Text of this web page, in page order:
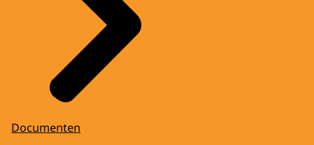
Documenten